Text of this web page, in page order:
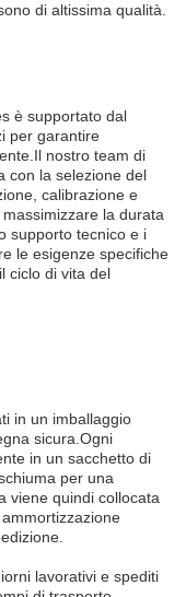
di altissima qualità.
è supportato dal
per garantire
nostro team di
con la selezione del
calibrazione e
la durata
supporto tecnico e i
le esigenze specifiche
ciclo di vita del
in un imballaggio
sicura.Ogni
in un sacchetto di
per una
viene quindi collocata
lavorativi e spediti